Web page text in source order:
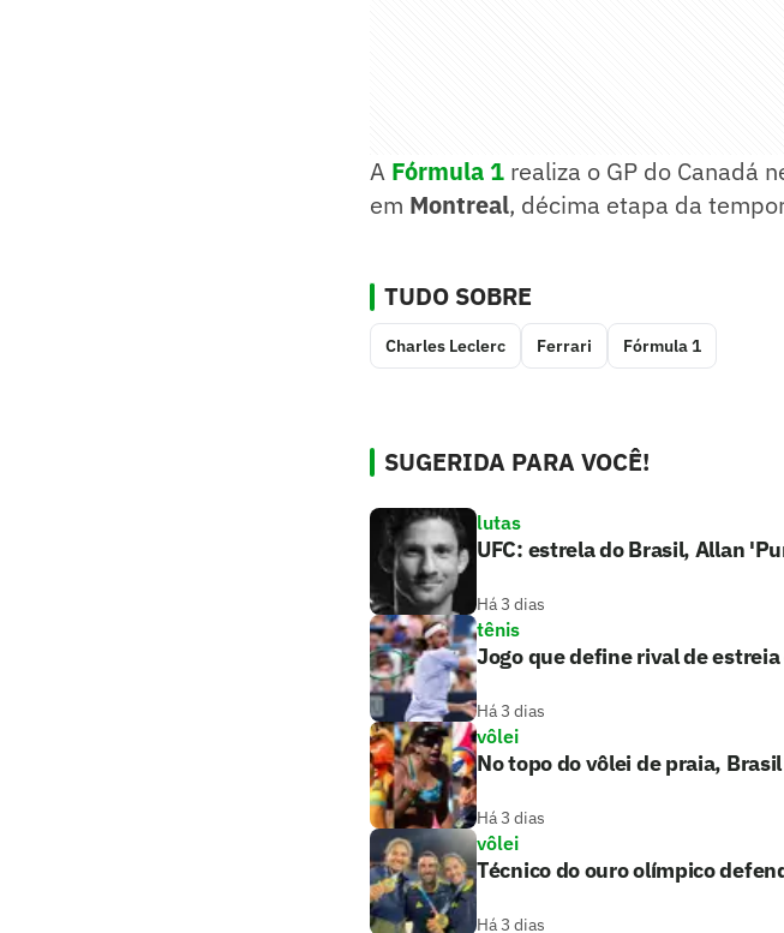
A Fórmula 1 realiza o GP do Canadá
em Montreal, décima etapa da
TUDO SOBRE
Charles Leclerc Ferrari Fórmula 1
SUGERIDA PARA VOCÊ!
lutas
UFC: estrela do Brasil, Allan
Há 3 dias
tênis
Jogo que define rival de
Há 3 dias
vôlei
No topo do vôlei de praia,
Há 3 dias
vôlei
Técnico do ouro olímpico
Há 3 dias